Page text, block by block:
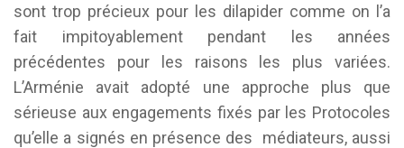
sont trop précieux pour les dilapider comme on l’a
fait impitoyablement pendant les années
précédentes pour les raisons les plus variées.
L’Arménie avait adopté une approche plus que
sérieuse aux engagements fixés par les Protocoles
qu’elle a signés en présence des médiateurs, aussi